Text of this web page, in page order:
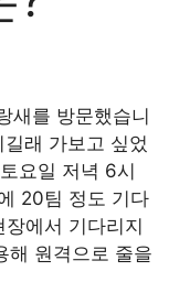
새를 방문했습니
래 가보고 싶었
요일 저녁 6시
20팀 정도 기다
에서 기다리지
해 원격으로 줄을